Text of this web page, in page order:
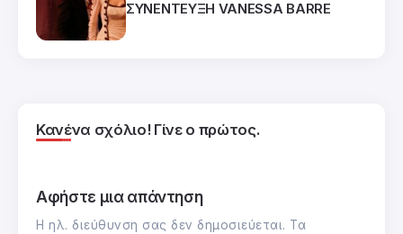
ΣΥΝΕΝΤΕΥΞΗ VANESSA BARRE
Κανένα σχόλιο! Γίνε ο πρώτος.
Αφήστε μια απάντηση
Η ηλ. διεύθυνση σας δεν δημοσιεύεται. Τα